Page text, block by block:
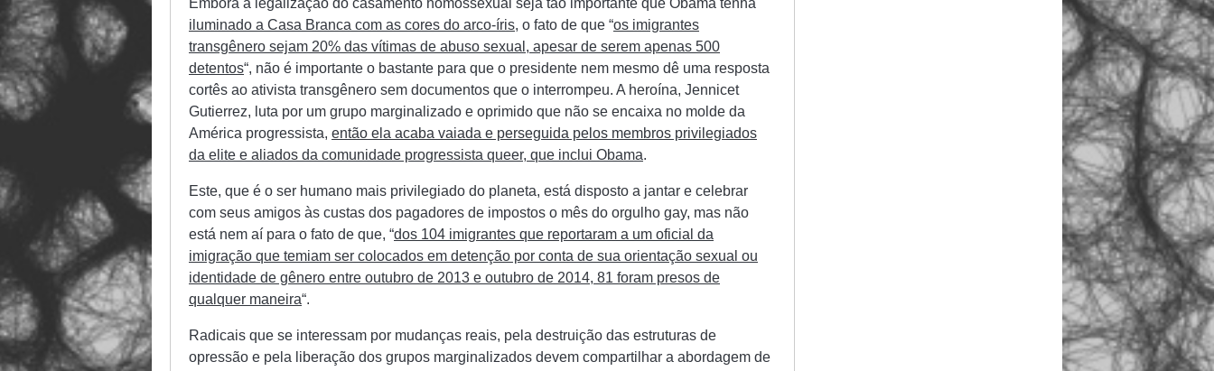
Embora a legalização do casamento homossexual seja tão importante que Obama tenha
iluminado a Casa Branca com as cores do arco-íris, o fato de que “os imigrantes
transgênero sejam 20% das vítimas de abuso sexual, apesar de serem apenas 500
detentos“, não é importante o bastante para que o presidente nem mesmo dê uma resposta
cortês ao ativista transgênero sem documentos que o interrompeu. A heroína, Jennicet
Gutierrez, luta por um grupo marginalizado e oprimido que não se encaixa no molde da
América progressista, então ela acaba vaiada e perseguida pelos membros privilegiados
da elite e aliados da comunidade progressista queer, que inclui Obama.
Este, que é o ser humano mais privilegiado do planeta, está disposto a jantar e celebrar
com seus amigos às custas dos pagadores de impostos o mês do orgulho gay, mas não
está nem aí para o fato de que, “dos 104 imigrantes que reportaram a um oficial da
imigração que temiam ser colocados em detenção por conta de sua orientação sexual ou
identidade de gênero entre outubro de 2013 e outubro de 2014, 81 foram presos de
qualquer maneira“.
Radicais que se interessam por mudanças reais, pela destruição das estruturas de
opressão e pela liberação dos grupos marginalizados devem compartilhar a abordagem de